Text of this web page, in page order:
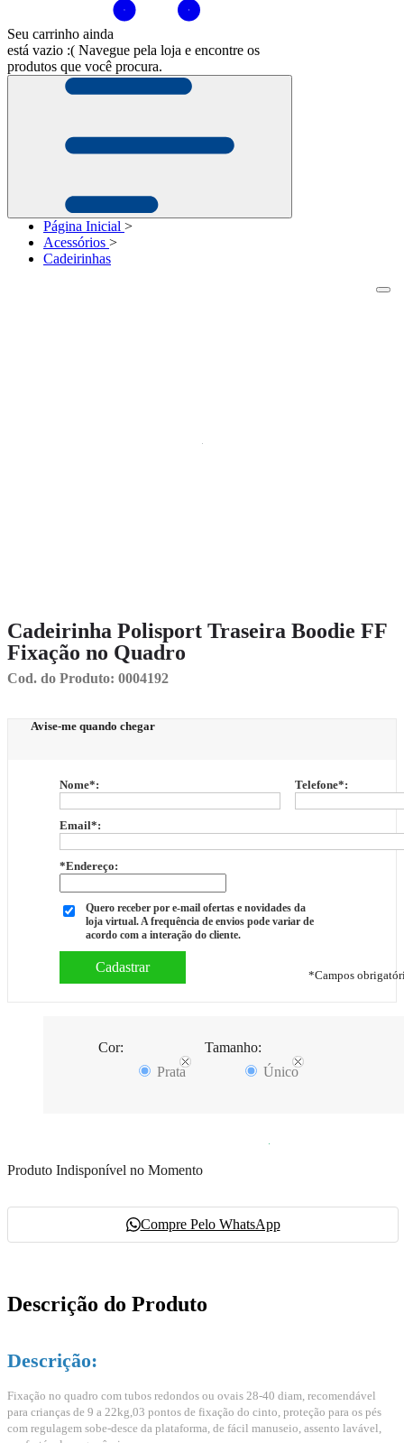
Seu carrinho ainda
está vazio :( Navegue pela loja e encontre os
produtos que você procura.
Página Inicial >
Acessórios >
Cadeirinhas
Cadeirinha Polisport Traseira Boodie FF
Fixação no Quadro
Cod. do Produto: 0004192
Avise-me quando chegar
Nome*: Telefone*:
Email*:
*Endereço:
Quero receber por e-mail ofertas e novidades da
loja virtual. A frequência de envios pode variar de
acordo com a interação do cliente.
*Campos
Cor:
Prata
Tamanho:
Único
Produto Indisponível no Momento
Compre Pelo WhatsApp
Descrição do Produto
Descrição:
Fixação no quadro com tubos redondos ou ovais 28-40 diam, recomendável
para crianças de 9 a 22kg, 03 pontos de fixação do cinto, proteção para os pés
com regulagem sobe-desce da plataforma, de fácil manuseio, assento lavável,